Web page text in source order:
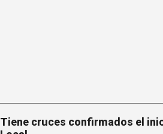
Tiene cruces confirmados el